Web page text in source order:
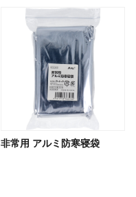
非常用 アルミ防寒寝袋